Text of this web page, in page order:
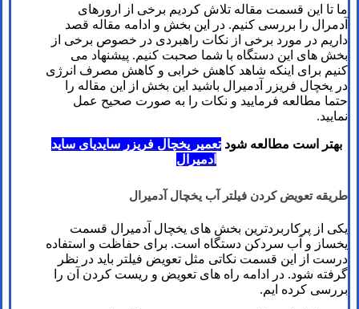
ما تا این قسمت مقاله تلاش کردیم برخی از ارورهای
آدمرال را بررسی کنیم. در این بخش و ادامه مقاله قصد
داریم در مورد برخی از نکات راهبردی در خصوص برخی از
بخش های این دستگاه با شما صحبت کنیم. پیشنهاد می
کنیم برای اینکه شاهد کاهش خرابی و کاهش مصرف انرژی
در یخچال فریزر آدمیرال باشید این بخش از این مقاله را
حتما مطالعه فرمایید و نکات را به صورت صحیح عمل
نمایید.
بهتر است مطالعه شودتعمیر یخچال فریزر سایدیای ساید
آدمیرال
طریقه تعویض کردن فیلتر آب یخچال آدمیرال
یکی از پرکاربردترین بخش های یخچال آدمیرال قسمت
یخساز و آب سردکن دستگاه است. برای حفاظت و استفاده
درست از این قسمت نکاتی مثل تعویض فیلتر باید در نظر
گرفته شود. در ادامه راه های تعویض و ریست کردن آن را
بررسی کرده ایم.